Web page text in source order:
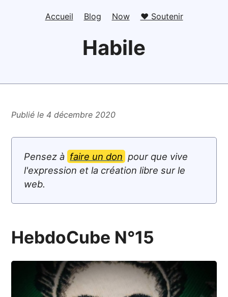
Accueil Blog Now ❤️ Soutenir
Habile
Publié le 4 décembre 2020
Pensez à faire un don pour que vive
l'expression et la création libre sur le
web.
HebdoCube N°15